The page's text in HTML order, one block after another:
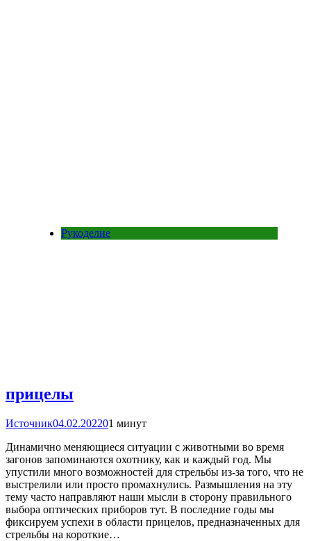
Рукоделие
прицелы
Источник04.02.202201 минут
Динамично меняющиеся ситуации с животными во время
загонов запоминаются охотнику, как и каждый год. Мы
упустили много возможностей для стрельбы из-за того, что не
выстрелили или просто промахнулись. Размышления на эту
тему часто направляют наши мысли в сторону правильного
выбора оптических приборов тут. В последние годы мы
фиксируем успехи в области прицелов, предназначенных для
стрельбы на короткие…